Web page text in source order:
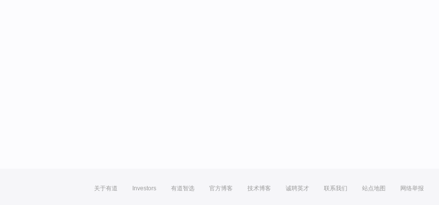
关于有道 Investors 有道智选 官方博客 技术博客 诚聘英才 联系我们 站点地图 网络举报